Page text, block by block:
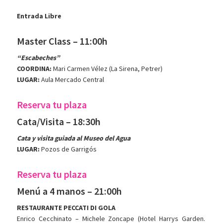
Entrada Libre
Master Class – 11:00h
“Escabeches”
COORDINA: Mari Carmen Vélez (La Sirena, Petrer)
LUGAR: Aula Mercado Central
Reserva tu plaza
Cata/Visita – 18:30h
Cata y visita guiada al Museo del Agua
LUGAR: Pozos de Garrigós
Reserva tu plaza
Menú a 4 manos – 21:00h
RESTAURANTE PECCATI DI GOLA
Enrico Cecchinato – Michele Zoncape (Hotel Harrys Garden.